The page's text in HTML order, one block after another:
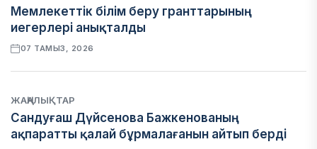
Мемлекеттік білім беру гранттарының
иегерлері анықталды
07 ТАМЫЗ, 2026
ЖАҢАЛЫҚТАР
Сандуғаш Дүйсенова Бажкенованың
ақпаратты қалай бұрмалағанын айтып берді